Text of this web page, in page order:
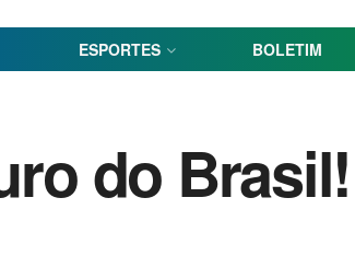
ESPORTES BOLETIM
do Brasil!